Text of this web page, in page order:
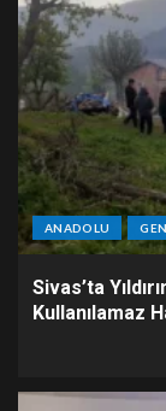
ANADOLU
Sivas’ta
Kullanılamaz